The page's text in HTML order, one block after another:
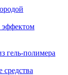
гель-полимера